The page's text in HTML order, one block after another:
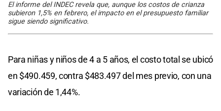
El informe del INDEC revela que, aunque los costos de crianza
subieron 1,5% en febrero, el impacto en el presupuesto familiar
sigue siendo significativo.
Para niñas y niños de 4 a 5 años, el costo total se ubicó
en $490.459, contra $483.497 del mes previo, con una
variación de 1,44%.